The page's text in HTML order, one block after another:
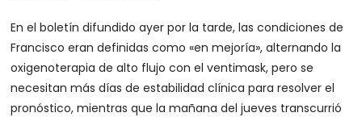
En el boletín difundido ayer por la tarde, las condiciones de
Francisco eran definidas como «en mejoría», alternando la
oxigenoterapia de alto flujo con el ventimask, pero se
necesitan más días de estabilidad clínica para resolver el
pronóstico, mientras que la mañana del jueves transcurrió